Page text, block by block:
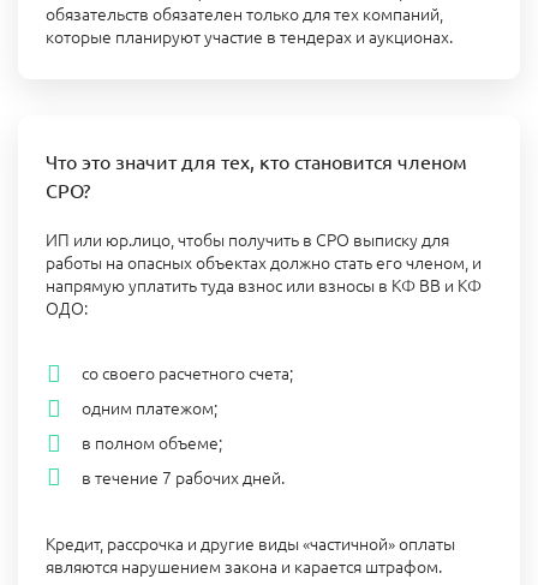
обязательств обязателен только для тех компаний,
которые планируют участие в тендерах и аукционах.
Что это значит для тех, кто становится членом
СРО?
ИП или юр.лицо, чтобы получить в СРО выписку для
работы на опасных объектах должно стать его членом, и
напрямую уплатить туда взнос или взносы в КФ ВВ и КФ
ОДО:
со своего расчетного счета;
одним платежом;
в полном объеме;
в течение 7 рабочих дней.
Кредит, рассрочка и другие виды «частичной» оплаты
являются нарушением закона и карается штрафом.